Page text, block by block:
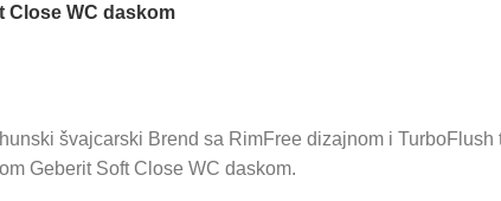
Close WC daskom
švajcarski Brend sa RimFree dizajnom i
Geberit Soft Close WC daskom.